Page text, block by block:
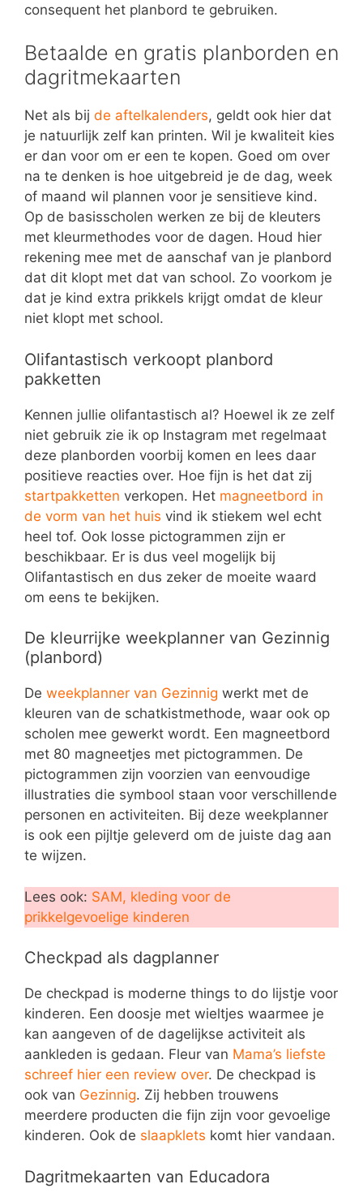
consequent het planbord te gebruiken.
Betaalde en gratis planborden en
dagritmekaarten
Net als bij de aftelkalenders, geldt ook hier dat
je natuurlijk zelf kan printen. Wil je kwaliteit kies
er dan voor om er een te kopen. Goed om over
na te denken is hoe uitgebreid je de dag, week
of maand wil plannen voor je sensitieve kind.
Op de basisscholen werken ze bij de kleuters
met kleurmethodes voor de dagen. Houd hier
rekening mee met de aanschaf van je planbord
dat dit klopt met dat van school. Zo voorkom je
dat je kind extra prikkels krijgt omdat de kleur
niet klopt met school.
Olifantastisch verkoopt planbord
pakketten
Kennen jullie olifantastisch al? Hoewel ik ze zelf
niet gebruik zie ik op Instagram met regelmaat
deze planborden voorbij komen en lees daar
positieve reacties over. Hoe fijn is het dat zij
startpakketten verkopen. Het magneetbord in
de vorm van het huis vind ik stiekem wel echt
heel tof. Ook losse pictogrammen zijn er
beschikbaar. Er is dus veel mogelijk bij
Olifantastisch en dus zeker de moeite waard
om eens te bekijken.
De kleurrijke weekplanner van Gezinnig
(planbord)
De weekplanner van Gezinnig werkt met de
kleuren van de schatkistmethode, waar ook op
scholen mee gewerkt wordt. Een magneetbord
met 80 magneetjes met pictogrammen. De
pictogrammen zijn voorzien van eenvoudige
illustraties die symbool staan voor verschillende
personen en activiteiten. Bij deze weekplanner
is ook een pijltje geleverd om de juiste dag aan
te wijzen.
Lees ook: SAM, kleding voor de
prikkelgevoelige kinderen
Checkpad als dagplanner
De checkpad is moderne things to do lijstje voor
kinderen. Een doosje met wieltjes waarmee je
kan aangeven of de dagelijkse activiteit als
aankleden is gedaan. Fleur van Mama’s liefste
schreef hier een review over. De checkpad is
ook van Gezinnig. Zij hebben trouwens
meerdere producten die fijn zijn voor gevoelige
kinderen. Ook de slaapklets komt hier vandaan.
Dagritmekaarten van Educadora